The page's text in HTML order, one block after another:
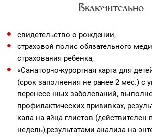
Включительно
свидетельство о рождении,
страховой полис обязательного
страхования ребенка,
«Санаторно-курортная карта для
(срок заполнения не ранее 2 мес.) с
перенесенных заболеваний,
профилактических прививках,
кала на яйца глистов (действителен
недель),результатами анализа на